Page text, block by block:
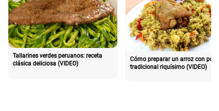
Tallarines verdes peruanos: receta
clásica deliciosa (VIDEO)
Cómo preparar un arroz con pollo
tradicional riquísimo (VIDEO)